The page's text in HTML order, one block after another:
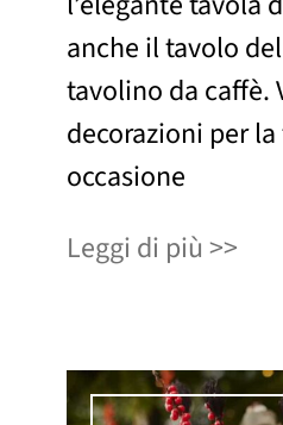
anche il tavolo
tavolino da caffè.
decorazioni per
occasione
Leggi di più